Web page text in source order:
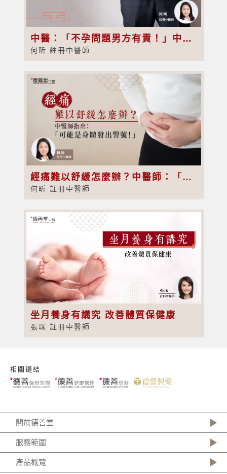
中醫：「不孕問題男方有責！」中醫調理身體助增懷孕機會
何昕 註冊中醫師
經痛難以舒緩怎麼辦？中醫師：「可能是身體發出警號！」
何昕 註冊中醫師
坐月養身有講究 改善體質保健康
張琛 註冊中醫師
相關鏈結
關於德善堂
服務範圍
產品概覽